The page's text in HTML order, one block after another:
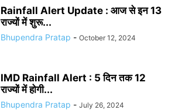
Rainfall Alert Update : आज से इन 13
राज्यों में शुरू...
Bhupendra Pratap - October 12, 2024
IMD Rainfall Alert : 5 दिन तक 12
राज्यों में होगी...
Bhupendra Pratap - July 26, 2024